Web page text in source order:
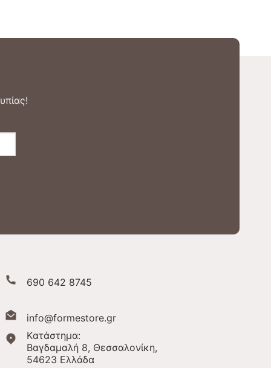
690 642 8745
info@formestore.gr
Kατάστημα:
Βαγδαμαλή 8, Θεσσαλονίκη,
54623 Ελλάδα